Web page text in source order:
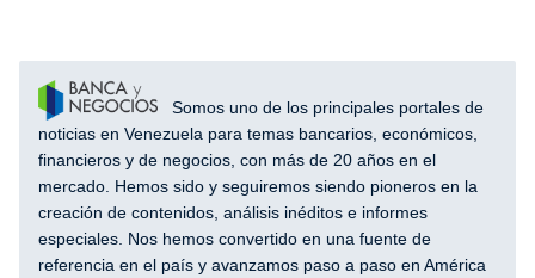
Somos uno de los principales portales de
noticias en Venezuela para temas bancarios, económicos,
financieros y de negocios, con más de 20 años en el
mercado. Hemos sido y seguiremos siendo pioneros en la
creación de contenidos, análisis inéditos e informes
especiales. Nos hemos convertido en una fuente de
referencia en el país y avanzamos paso a paso en América